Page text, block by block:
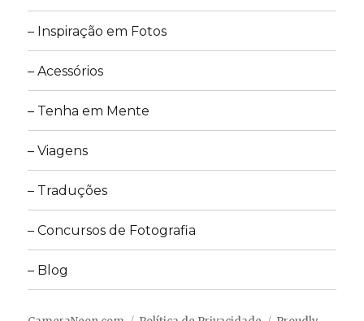
– Inspiração em Fotos
– Acessórios
– Tenha em Mente
– Viagens
– Traduções
– Concursos de Fotografia
– Blog